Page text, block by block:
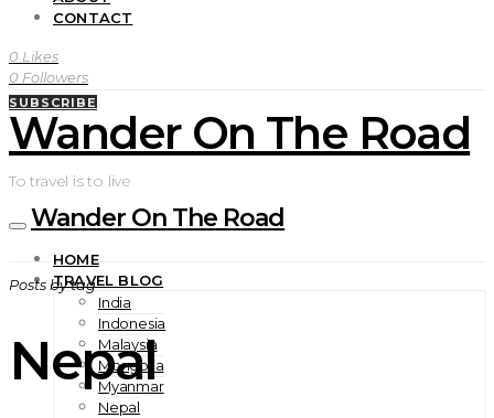
CONTACT
0 Likes
0 Followers
SUBSCRIBE
Wander On The Road
To travel is to live
Wander On The Road
HOME
TRAVEL BLOG
India
Indonesia
Malaysia
Mongolia
Myanmar
Nepal
Posts by tag
Nepal